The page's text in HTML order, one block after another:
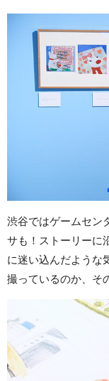
渋谷ではゲームセン
サも！ストーリーに
に迷い込んだような
撮っているのか、そ